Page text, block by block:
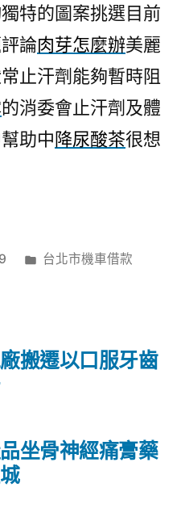
特的圖案挑選目前
論肉芽怎麼辦美麗
止汗劑能夠暫時阻
的消委會止汗劑及體
助中降尿酸茶很想
分
台北市機車借款
坐骨神經痛膏藥
搬遷以口服牙齒